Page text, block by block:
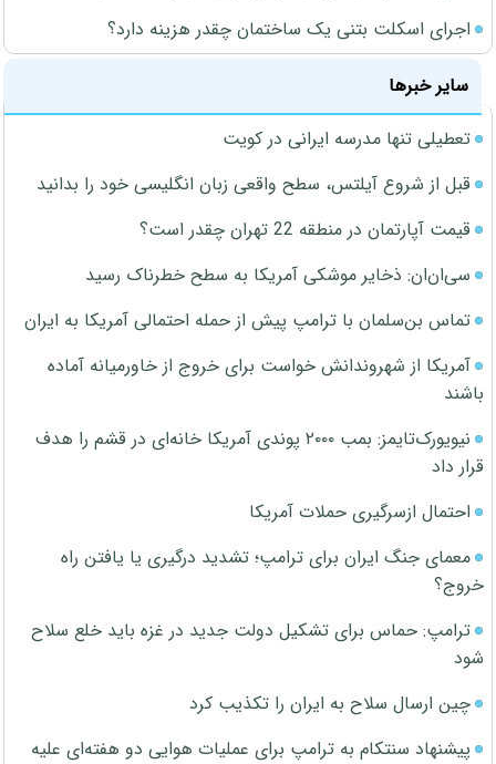
اجرای اسکلت بتنی یک ساختمان چقدر هزینه دارد؟
سایر خبرها
تعطیلی تنها مدرسه ایرانی در کویت
قبل از شروع آیلتس، سطح واقعی زبان انگلیسی خود را بدانید
قیمت آپارتمان در منطقه 22 تهران چقدر است؟
سی‌ان‌ان: ذخایر موشکی آمریکا به سطح خطرناک رسید
تماس بن‌سلمان با ترامپ پیش از حمله احتمالی آمریکا به ایران
آمریکا از شهروندانش خواست برای خروج از خاورمیانه آماده
باشند
نیویورک‌تایمز: بمب ۲۰۰۰ پوندی آمریکا خانه‌ای در قشم را هدف
قرار داد
احتمال ازسرگیری حملات آمریکا
معمای جنگ ایران برای ترامپ؛ تشدید درگیری یا یافتن راه
خروج؟
ترامپ: حماس برای تشکیل دولت جدید در غزه باید خلع سلاح
شود
چین ارسال سلاح به ایران را تکذیب کرد
پیشنهاد سنتکام به ترامپ برای عملیات هوایی دو هفته‌ای علیه